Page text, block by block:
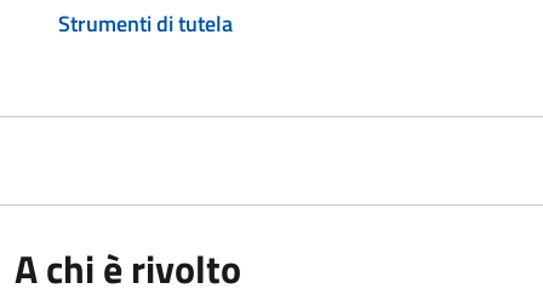
Strumenti di tutela
A chi è rivolto